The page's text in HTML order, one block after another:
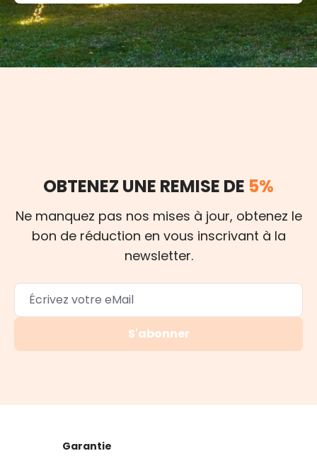
OBTENEZ UNE REMISE DE 5%
Ne manquez pas nos mises à jour, obtenez le
bon de réduction en vous inscrivant à la
newsletter.
S'abonner
Garantie